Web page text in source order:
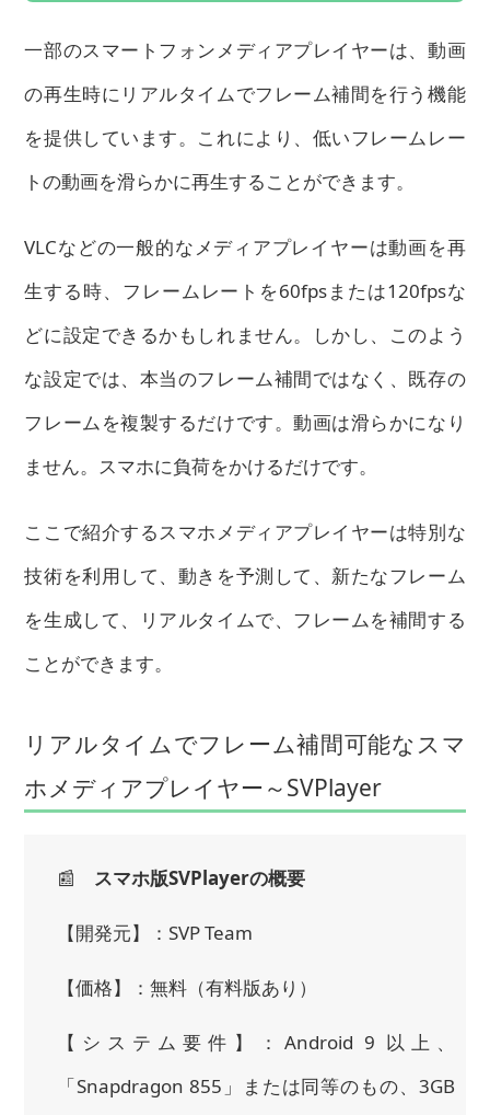
一部のスマートフォンメディアプレイヤーは、動画
の再生時にリアルタイムでフレーム補間を行う機能
を提供しています。これにより、低いフレームレー
トの動画を滑らかに再生することができます。
VLCなどの一般的なメディアプレイヤーは動画を再
生する時、フレームレートを60fpsまたは120fpsな
どに設定できるかもしれません。しかし、このよう
な設定では、本当のフレーム補間ではなく、既存の
フレームを複製するだけです。動画は滑らかになり
ません。スマホに負荷をかけるだけです。
ここで紹介するスマホメディアプレイヤーは特別な
技術を利用して、動きを予測して、新たなフレーム
を生成して、リアルタイムで、フレームを補間する
ことができます。
リアルタイムでフレーム補間可能なスマ
ホメディアプレイヤー～SVPlayer
📰 スマホ版SVPlayerの概要
【開発元】：SVP Team
【価格】：無料（有料版あり）
【システム要件】：Android 9 以上、
「Snapdragon 855」または同等のもの、3GB